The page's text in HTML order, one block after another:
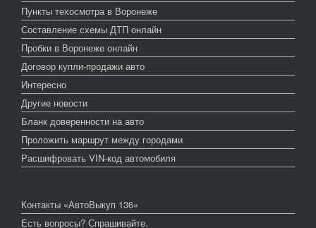
Пункты техосмотра в Воронеже
Составление схемы ДТП онлайн
Пробки в Воронеже онлайн
Договор купли-продажи авто
Интересно
Другие новости
Бланк доверенности на авто
Проложить маршрут между городами
Расшифровать VIN-код автомобиля
Контакты «АвтоВыкуп 136»
Есть вопросы? Спрашивайте.